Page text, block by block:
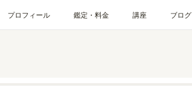
プロフィール 鑑定・料金 講座 ブログ